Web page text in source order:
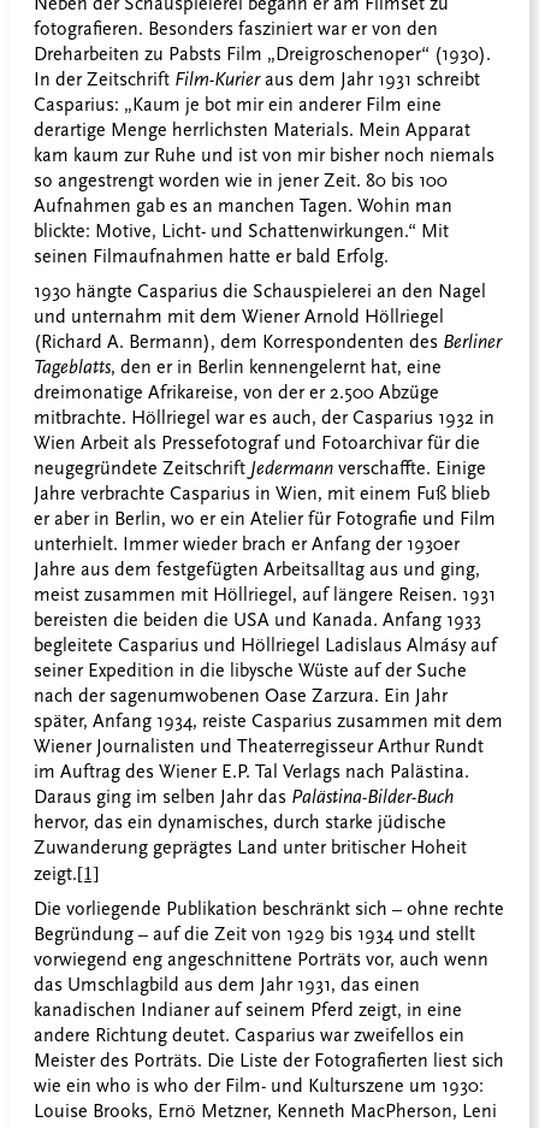
fotografieren. Besonders fasziniert war er von den
Dreharbeiten zu Pabsts Film „Dreigroschenoper“ (1930).
In der Zeitschrift Film-Kurieraus dem Jahr 1931 schreibt
Casparius: „Kaum je bot mir ein anderer Film eine
derartige Menge herrlichsten Materials. Mein Apparat
kam kaum zur Ruhe und ist von mir bisher noch niemals
so angestrengt worden wie in jener Zeit. 80 bis 100
Aufnahmen gab es an manchen Tagen. Wohin man
blickte: Motive, Licht- und Schattenwirkungen.“ Mit
seinen Filmaufnahmen hatte er bald Erfolg.
1930 hängte Casparius die Schauspielerei an den Nagel
und unternahm mit dem Wiener Arnold Höllriegel
(Richard A. Bermann), dem Korrespondenten des Berliner
Tageblatts, den er in Berlin kennengelernt hat, eine
dreimonatige Afrikareise, von der er 2.500 Abzüge
mitbrachte. Höllriegel war es auch, der Casparius 1932 in
Wien Arbeit als Pressefotograf und Fotoarchivar für die
neugegründete Zeitschrift Jedermann verschaffte. Einige
Jahre verbrachte Casparius in Wien, mit einem Fuß blieb
er aber in Berlin, wo er ein Atelier für Fotografie und Film
unterhielt. Immer wieder brach er Anfang der 1930er
Jahre aus dem festgefügten Arbeitsalltag aus und ging,
meist zusammen mit Höllriegel, auf längere Reisen. 1931
bereisten die beiden die USA und Kanada. Anfang 1933
begleitete Casparius und Höllriegel Ladislaus Almásy auf
seiner Expedition in die libysche Wüste auf der Suche
nach der sagenumwobenen Oase Zarzura. Ein Jahr
später, Anfang 1934, reiste Casparius zusammen mit dem
Wiener Journalisten und Theaterregisseur Arthur Rundt
im Auftrag des Wiener E.P. Tal Verlags nach Palästina.
Daraus ging im selben Jahr das Palästina-Bilder-Buch
hervor, das ein dynamisches, durch starke jüdische
Zuwanderung geprägtes Land unter britischer Hoheit
zeigt.[1]
Die vorliegende Publikation beschränkt sich – ohne rechte
Begründung – auf die Zeit von 1929 bis 1934 und stellt
vorwiegend eng angeschnittene Porträts vor, auch wenn
das Umschlagbild aus dem Jahr 1931, das einen
kanadischen Indianer auf seinem Pferd zeigt, in eine
andere Richtung deutet. Casparius war zweifellos ein
Meister des Porträts. Die Liste der Fotografierten liest sich
wie ein who is who der Film- und Kulturszene um 1930:
Louise Brooks, Ernö Metzner, Kenneth MacPherson, Leni